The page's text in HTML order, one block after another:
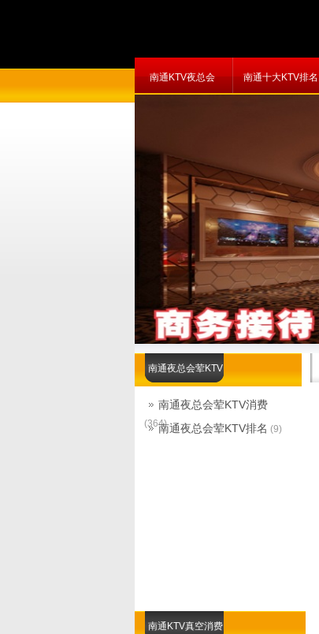
南通KTV夜总会 南通十大KTV排名
南通KTV真空消费
南通夜总会荤KTV
南通夜总会荤KTV消费
(364)南通夜总会荤KTV排名 (9)